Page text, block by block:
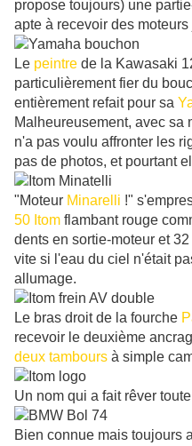
propose toujours) une
apte à recevoir des
Le peintre de la Kawasaki
particulièrement fier du
entièrement refait pour sa
Malheureusement, avec sa
n'a pas voulu affronter les
pas de photos, et pourtant
"Moteur Minarelli !"
50 Itom flambant rouge
dents en sortie-moteur et
vite si l'eau du ciel n'était
allumage.
Le bras droit de la fourche
recevoir le deuxième
deux tambours à simple
Un nom qui a fait rêver
Bien connue mais toujours